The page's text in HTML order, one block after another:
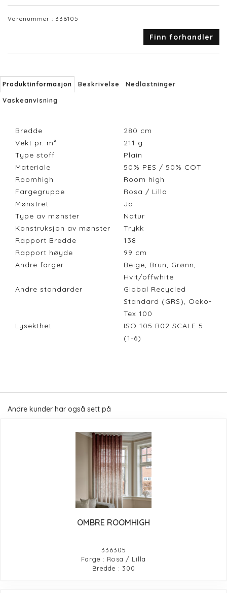
Varenummer : 336105
Finn forhandler
Produktinformasjon Beskrivelse Nedlastninger
Vaskeanvisning
Bredde 280 cm
Vekt pr. m²
211 g
Type stoff
Plain
Materiale
50% PES / 50% COT
Roomhigh
Room high
Fargegruppe
Rosa / Lilla
Mønstret
Ja
Type av mønster
Natur
Konstruksjon av mønster
Trykk
Rapport Bredde
138
Rapport høyde
99 cm
Andre farger
Beige, Brun, Grønn,
Hvit/offwhite
Andre standarder
Global Recycled
Standard (GRS), Oeko-
Tex 100
Lysekthet
ISO 105 B02 SCALE 5
(1-6)
Andre kunder har også sett på
OMBRE ROOMHIGH
336305
Farge : Rosa / Lilla
Bredde : 300